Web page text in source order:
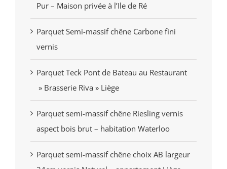
Pur – Maison privée à l’Ile de Ré
Parquet Semi-massif chêne Carbone fini
vernis
Parquet Teck Pont de Bateau au Restaurant
» Brasserie Riva » Liège
Parquet semi-massif chêne Riesling vernis
aspect bois brut – habitation Waterloo
Parquet semi-massif chêne choix AB largeur